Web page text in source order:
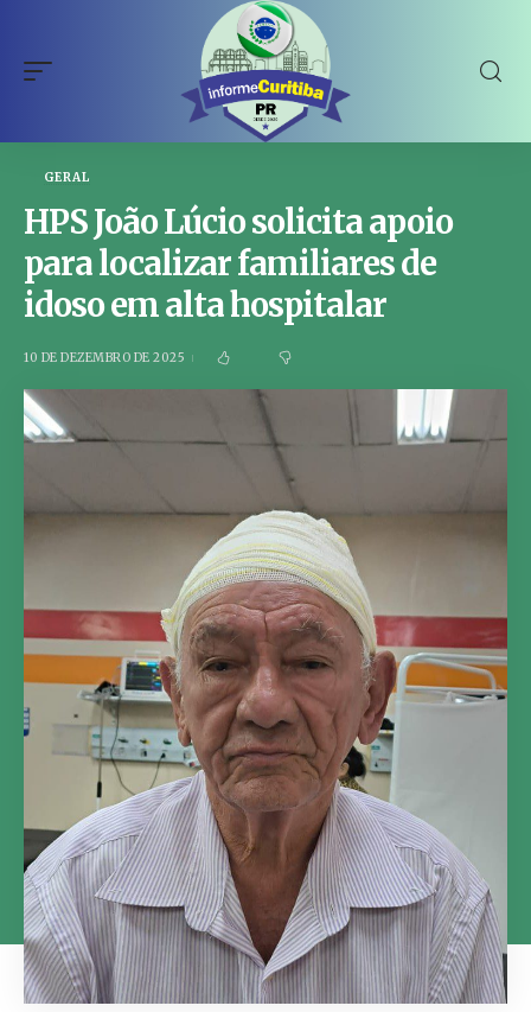
GERAL
HPS João Lúcio solicita apoio
para localizar familiares de
idoso em alta hospitalar
10 DE DEZEMBRO DE 2025